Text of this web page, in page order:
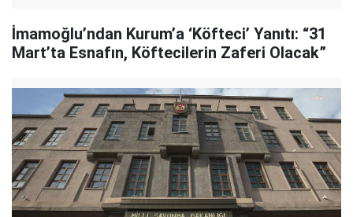
İmamoğlu’ndan Kurum’a ‘Köfteci’ Yanıtı: “31
Mart’ta Esnafın, Köftecilerin Zaferi Olacak”